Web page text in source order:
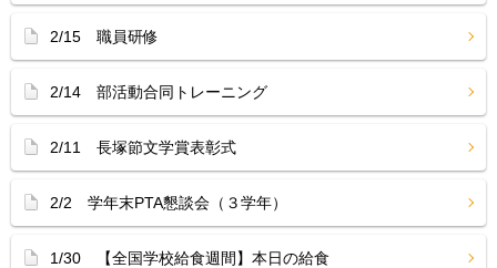
2/15 職員研修
2/14 部活動合同トレーニング
2/11 長塚節文学賞表彰式
2/2 学年末PTA懇談会（３学年）
1/30 【全国学校給食週間】本日の給食